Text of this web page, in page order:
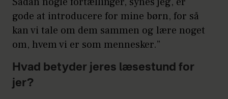
gode at introducere for mine børn, for så
kan vi tale om dem sammen og lære noget
om, hvem vi er som mennesker.”
Hvad betyder jeres læsestund for
jer?